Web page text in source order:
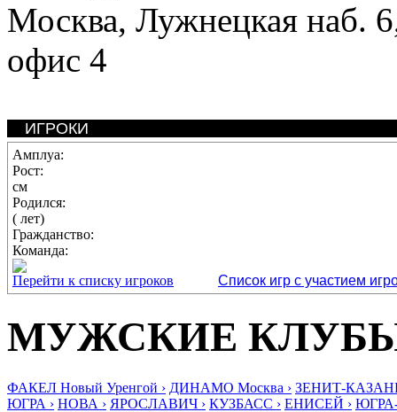
Москва, Лужнецкая наб.
офис 4
ИГРОКИ
Амплуа:
Рост:
см
Родился:
( лет)
Гражданство:
Команда:
Перейти к списку игроков
Список игр с участием
МУЖСКИЕ
ФАКЕЛ Новый Уренгой › ДИНАМО Москва › ЗЕНИТ-
ЮГРА › НОВА › ЯРОСЛАВИЧ › КУЗБАСС › ЕНИСЕЙ ›